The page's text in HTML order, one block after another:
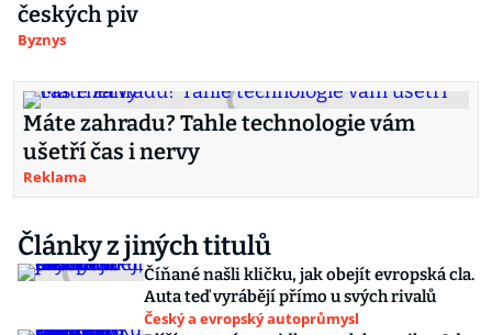
českých piv
Byznys
Máte zahradu? Tahle technologie vám
ušetří čas i nervy
Reklama
Články z jiných titulů
Číňané našli kličku, jak obejít evropská cla.
Auta teď vyrábějí přímo u svých rivalů
Český a evropský autoprůmysl